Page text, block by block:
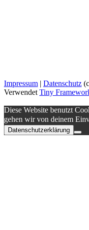
Impressum | Datenschutz
Verwendet Tiny
Diese Website benutzt
gehen wir von deinem
Datenschutzerklärung